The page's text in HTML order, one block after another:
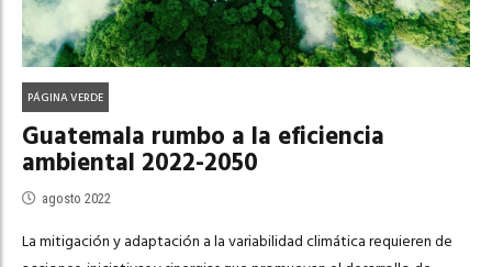
PÁGINA VERDE
Guatemala rumbo a la eficiencia
ambiental 2022-2050
agosto 2022
La mitigación y adaptación a la variabilidad climática requieren de